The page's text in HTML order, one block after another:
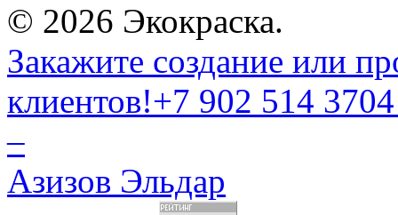
© 2026 Экокраска.
Закажите создание или
клиентов!+7 902 514 3704
–
Азизов Эльдар